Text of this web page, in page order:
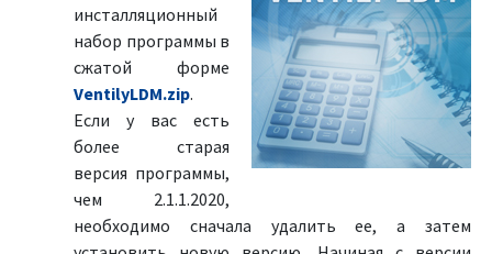
инсталляционный
набор программы в
сжатой форме
VentilyLDM.zip.
Если у вас есть
более старая
версия программы,
чем 2.1.1.2020,
необходимо сначала удалить ее, а затем